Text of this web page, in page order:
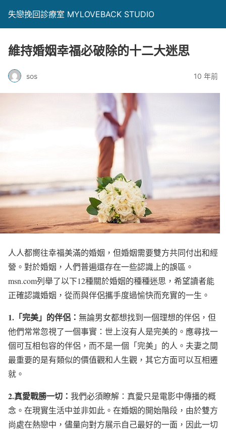
失戀挽回診療室 MYLOVEBACK STUDIO
維持婚姻幸福必破除的十二大迷思
sos 10 年前
人人都嚮往幸福美滿的婚姻，但婚姻需要雙方共同付出和經
營。對於婚姻，人們普遍還存在一些認識上的誤區。
msn.com列舉了以下12種關於婚姻的種種迷思，希望讀者能
正確認識婚姻，從而與伴侶攜手度過愉快而充實的一生。
1.「完美」的伴侶： 無論男女都想找到一個理想的伴侶，但
他們常常忽視了一個事實：世上沒有人是完美的。應尋找一
個可互相包容的伴侶，而不是一個「完美」的人。夫妻之間
最重要的是有類似的價值觀和人生觀，其它方面可以互相遷
就。
2.真愛戰勝一切： 我們必須瞭解：真愛只是電影中傳播的概
念。在現實生活中並非如此。在婚姻的開始階段，由於雙方
尚處在熱戀中，儘量向對方展示自己最好的一面，因此一切